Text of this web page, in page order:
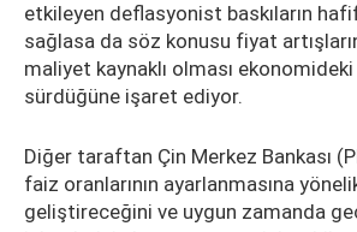
etkileyen deflasyonist baskıların
sağlasa da söz konusu fiyat
maliyet kaynaklı olması ekonomideki
sürdüğüne işaret ediyor.
Diğer taraftan Çin Merkez Bankası
faiz oranlarının ayarlanmasına
geliştireceğini ve uygun zamanda